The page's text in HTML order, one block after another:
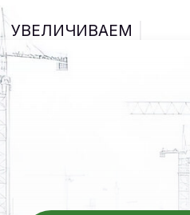
BRAVO MARKETING LAB